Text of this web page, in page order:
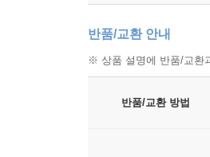
반품/교환 안내
※ 상품 설명에 반품/교환
반품/교환 방법